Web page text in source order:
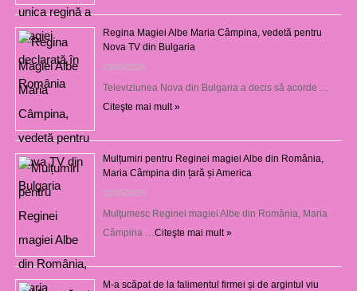
Regina Magiei Albe Maria Câmpina, vedetă pentru
Nova TV din Bulgaria
23/05/2025
Televiziunea Nova din Bulgaria a decis să acorde …
Citeşte mai mult »
Mulțumiri pentru Reginei magiei Albe din România,
Maria Câmpina din țară și America
22/05/2025
Mulţumesc Reginei magiei Albe din România, Maria
Câmpina … Citeşte mai mult »
M-a scăpat de la falimentul firmei și de argintul viu